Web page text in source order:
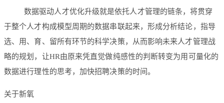
数据驱动人才优化升级就是依托人才管理的链条，将贯穿
于整个人才构成模型周期的数据串联起来，形成分析结论，指导
选、用、育、留所有环节的科学决策，从而影响未来人才管理战
略的规划，让HR由原来凭直觉做纯感性的判断转变为用可量化的
数据进行理性的思考，加快招聘决策的时间。
关于新氧